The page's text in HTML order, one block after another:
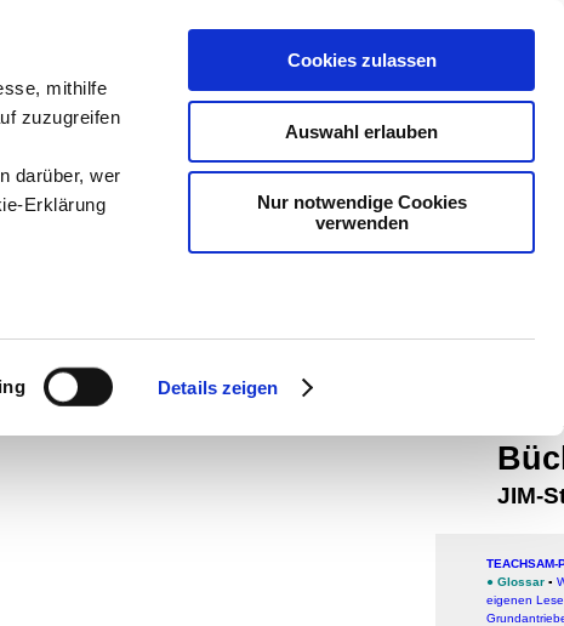
mithilfe
zuzugreifen
darüber, wer
Erklärung
Ihre
Details zeigen
Cookies zulassen
Auswahl erlauben
Nur notwendige Cookies
verwenden
JIM-
TEACHSAM-
● Glossar ▪
eigenen